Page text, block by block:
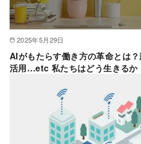
2025年5月29日
AIがもたらす働き方の革命とは
活用…etc 私たちはどう生きるか